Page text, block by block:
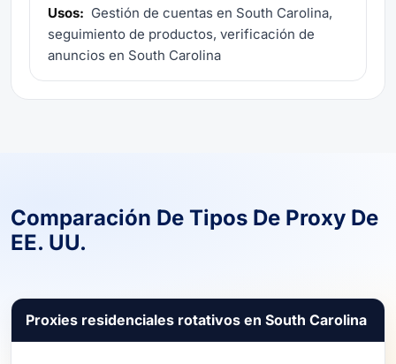
Usos: Gestión de cuentas en South Carolina,
seguimiento de productos, verificación de
anuncios en South Carolina
Comparación De Tipos De Proxy De
EE. UU.
Proxies residenciales rotativos en South Carolina